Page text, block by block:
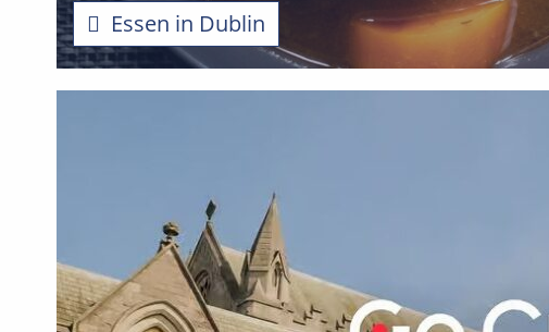
Essen in Dublin